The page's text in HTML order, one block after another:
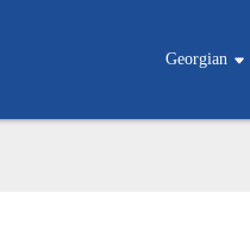
Georgian